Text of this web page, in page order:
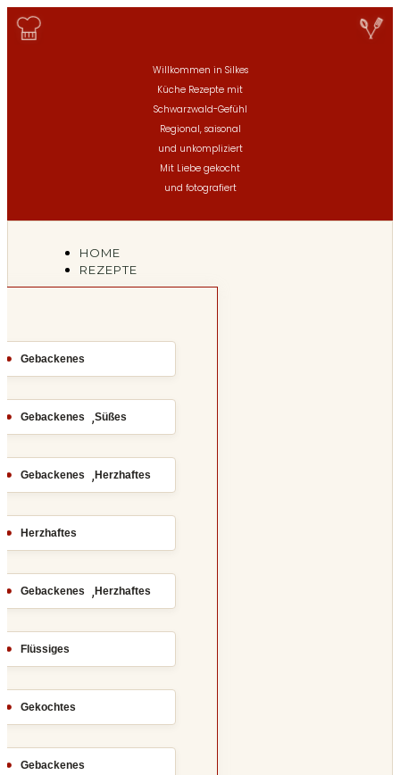
Willkommen in Silkes
Küche Rezepte mit
Schwarzwald-Gefühl
Regional, saisonal
und unkompliziert
Mit Liebe gekocht
und fotografiert
HOME
REZEPTE
Gebackenes
Gebackenes ,Süßes
Gebackenes ,Herzhaftes
Herzhaftes
Gebackenes ,Herzhaftes
Flüssiges
Gekochtes
Gebackenes